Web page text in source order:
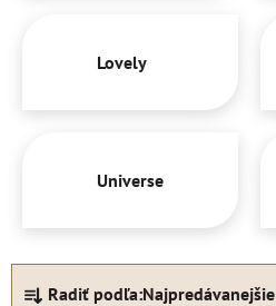
Lovely
Universe
R
Radiť podľa:Najpredávanejšie